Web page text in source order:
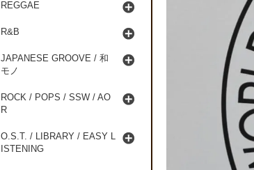
REGGAE
R&B
JAPANESE GROOVE / 和
モノ
ROCK / POPS / SSW / AO
R
O.S.T. / LIBRARY / EASY L
ISTENING